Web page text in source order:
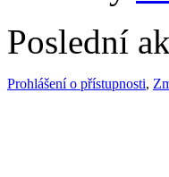
Poslední
Prohlášení o přístupnosti,